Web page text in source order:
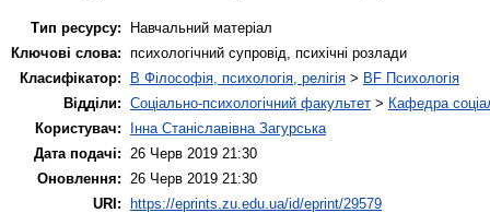
Тип ресурсу:
Навчальний матеріал
Ключові слова: психологічний супровід, психічні розлади
Класифікатор:
B Філософія, психологія, релігія > BF Психологія
Відділи: Соціально-психологічний факультет > Кафедра
Користувач:
Інна Станіславівна Загурська
Дата подачі:
26 Черв 2019 21:30
Оновлення:
26 Черв 2019 21:30
URI: https://eprints.zu.edu.ua/id/eprint/29579